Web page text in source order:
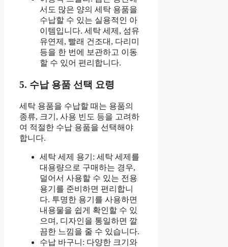
서도 많은 양의 세탁 용품을
수납할 수 있는 실용적인 아
이템입니다. 세탁 세제, 섬유
유연제, 빨래 건조대, 다리미
등을 한 번에 보관하고 이동
할 수 있어 편리합니다.
5. 수납 용품 선택 요령
세탁 용품을 수납할 때는 용품의
종류, 크기, 사용 빈도 등을 고려하
여 적절한 수납 용품을 선택해야
합니다.
세탁 세제 용기: 세탁 세제를
대용량으로 구매하는 경우,
덜어서 사용할 수 있는 전용
용기를 준비하면 편리합니
다. 투명한 용기를 사용하면
내용물을 쉽게 확인할 수 있
으며, 디자인을 통일하면 깔
끔한 느낌을 줄 수 있습니다.
수납 바구니: 다양한 크기와